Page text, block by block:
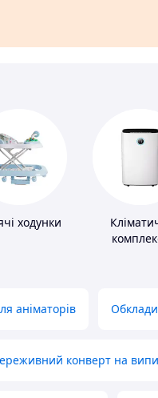
ходунки
аніматорів
конверт на